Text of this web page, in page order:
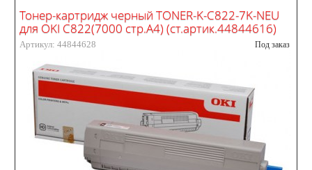
Тонер-картридж черный TONER-K-C822-7K-NEU
для OKI C822(7000 стр.А4) (ст.артик.44844616)
Артикул: 44844628 Под заказ